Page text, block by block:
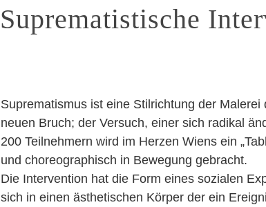
Suprematistische
Suprematismus ist eine Stilrichtung der
neuen Bruch; der Versuch, einer sich radikal
200 Teilnehmern wird im Herzen Wiens ein
und choreographisch in Bewegung gebracht.
Die Intervention hat die Form eines sozialen
sich in einen ästhetischen Körper der ein